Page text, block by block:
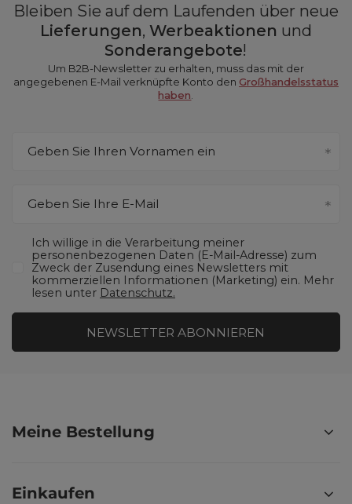
Bleiben Sie auf dem Laufenden über neue
Lieferungen, Werbeaktionen und
Sonderangebote!
Um B2B-Newsletter zu erhalten, muss das mit der
angegebenen E-Mail verknüpfte Konto den Großhandelsstatus
haben
Geben Sie Ihren Vornamen ein
Geben Sie Ihre E-Mail
Ich willige in die Verarbeitung meiner
personenbezogenen Daten (E-Mail-Adresse) zum
Zweck der Zusendung eines Newsletters mit
kommerziellen Informationen (Marketing) ein. Mehr
lesen unter Datenschutz.
NEWSLETTER ABONNIEREN
Meine Bestellung
Einkaufen